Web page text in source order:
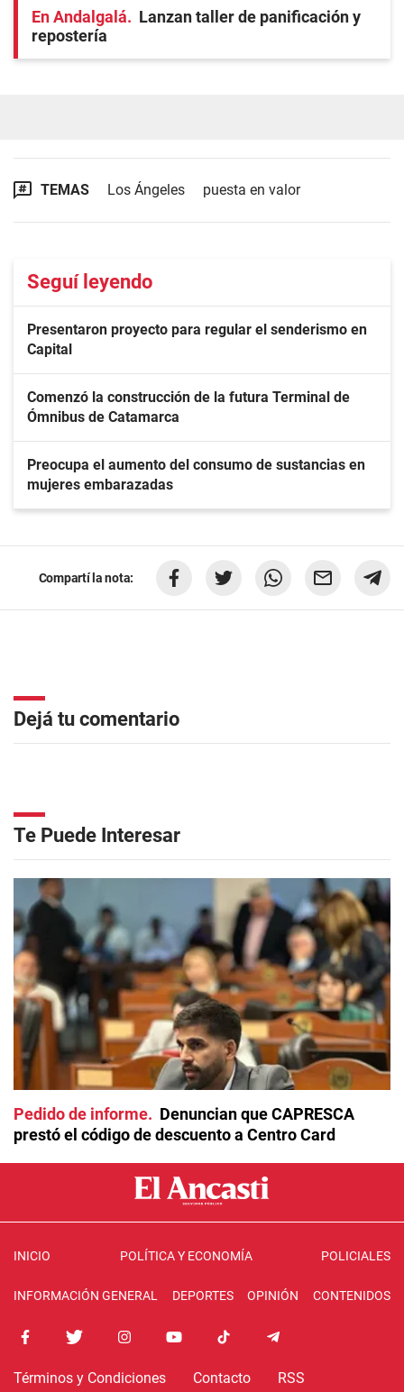
En Andalgalá
Lanzan taller de panificación y
repostería
TEMAS Los Ángeles puesta en valor
Seguí leyendo
Presentaron proyecto para regular el senderismo en
Capital
Comenzó la construcción de la futura Terminal de
Ómnibus de Catamarca
Preocupa el aumento del consumo de sustancias en
mujeres embarazadas
Compartí la nota:
Dejá tu comentario
Te Puede Interesar
Pedido de informe
Denuncian que CAPRESCA
prestó el código de descuento a Centro Card
INICIO POLÍTICA Y ECONOMÍA POLICIALES
INFORMACIÓN GENERAL DEPORTES OPINIÓN CONTENIDOS
Términos y Condiciones Contacto RSS